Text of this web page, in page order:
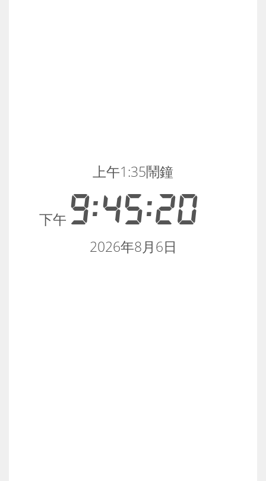
下午 9:45:21
上午1:35鬧鐘
2026年8月6日